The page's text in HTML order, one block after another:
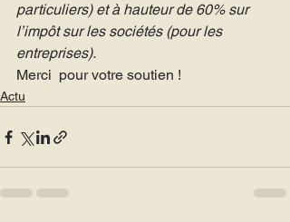
particuliers) et à hauteur de 60% sur
l’impôt sur les sociétés (pour les
entreprises).
Merci  pour votre soutien !
Actu